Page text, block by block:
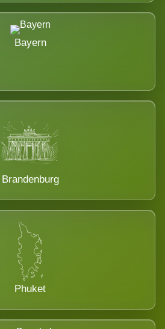
Bayern
Brandenburg
Phuket